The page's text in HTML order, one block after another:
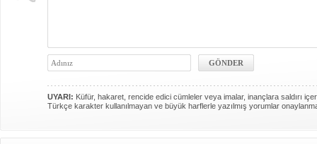
UYARI: Küfür, hakaret, rencide edici cümleler veya imalar, inançlara saldırı
Türkçe karakter kullanılmayan ve büyük harflerle yazılmış yorumlar